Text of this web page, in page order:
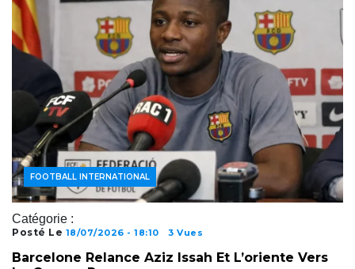
Catégorie :
ACTUALITÉS FOOTBALL
FOOTBALL AFRICAIN
FOOTBALL INTERNATIONAL
Posté Le 18/07/2026 - 18:10 3 Vues
Barcelone Relance Aziz Issah Et L’oriente Vers